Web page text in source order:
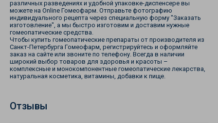
различных разведениях и удобной упаковке-диспенсере вы
можете на Online Гомеофарм. Отправьте фотографию
индивидуального рецепта через специальную форму "Заказать
изготовление", а мы быстро изготовим и доставим нужные
гомеопатические средства.
Чтобы купить гомеопатические препараты от производителя из
Санкт-Петербурга Гомеофарм, регистрируйтесь и оформляйте
заказ на сайте или звоните по телефону. Всегда в наличии
широкий выбор товаров для здоровья и красоты –
комплексные и монокомпонентные гомеопатические лекарства,
натуральная косметика, витамины, добавки к пище.
Отзывы